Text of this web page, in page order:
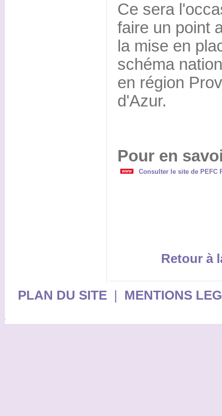
Ce sera
faire un point
la mise en
schéma
en région
d'Azur.
Pour en
Consulter le site de PEFC
Retour à
PLAN DU SITE| MENTIONS